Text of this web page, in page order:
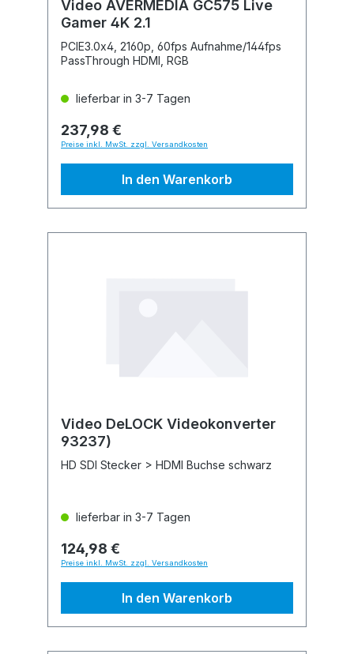
Video AVERMEDIA GC575 Live
Gamer 4K 2.1
PCIE3.0x4, 2160p, 60fps Aufnahme/144fps
PassThrough HDMI, RGB
lieferbar in 3-7 Tagen
237,98 €
Preise inkl. MwSt. zzgl. Versandkosten
In den Warenkorb
Video DeLOCK Videokonverter
93237)
HD SDI Stecker > HDMI Buchse schwarz
lieferbar in 3-7 Tagen
124,98 €
Preise inkl. MwSt. zzgl. Versandkosten
In den Warenkorb